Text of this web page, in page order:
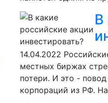
В
14.04.2022
местных биржах
потери. И это -
корпораций из РФ.